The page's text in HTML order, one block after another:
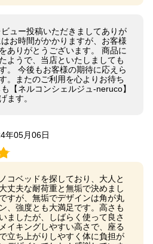
ュー投稿いただきましてありが
お時間がかかりますが、お客様
ありがとうございます。 商品に
ようで、当店といたしましても
。 今後もお客様の期待に応えら
。またのご利用を心よりお待ち
【ネルコンシェルジュ-neruco】
ます。
年05月06日
コベッドを探しており、大人と
丈夫な耐荷重と無垢で決めまし
すが、無垢でデザインは角が丸
、強度とも大満足です。高さも
ましたが、しばらく使って良さ
イキングしやすい高さで、座る
立ち上がりしやすく体に負担が